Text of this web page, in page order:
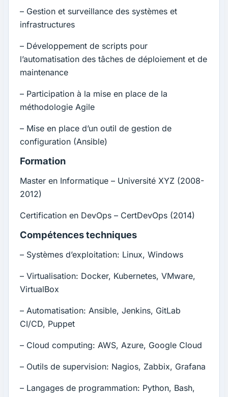
– Gestion et surveillance des systèmes et
infrastructures
– Développement de scripts pour
l’automatisation des tâches de déploiement et de
maintenance
– Participation à la mise en place de la
méthodologie Agile
– Mise en place d’un outil de gestion de
configuration (Ansible)
Formation
Master en Informatique – Université XYZ (2008-
2012)
Certification en DevOps – CertDevOps (2014)
Compétences techniques
– Systèmes d’exploitation: Linux, Windows
– Virtualisation: Docker, Kubernetes, VMware,
VirtualBox
– Automatisation: Ansible, Jenkins, GitLab
CI/CD, Puppet
– Cloud computing: AWS, Azure, Google Cloud
– Outils de supervision: Nagios, Zabbix, Grafana
– Langages de programmation: Python, Bash,